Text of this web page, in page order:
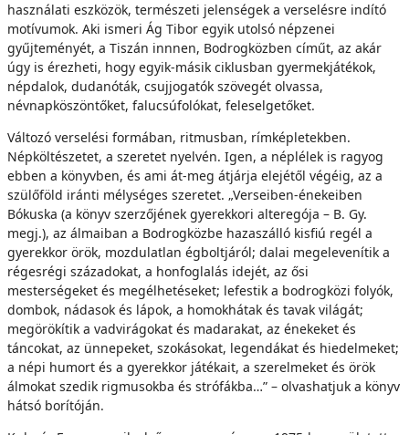
használati eszközök, természeti jelenségek a verselésre indító
motívumok. Aki ismeri Ág Tibor egyik utolsó népzenei
gyűjteményét, a Tiszán innnen, Bodrogközben címűt, az akár
úgy is érezheti, hogy egyik-másik ciklusban gyermekjátékok,
népdalok, dudanóták, csujjogatók szövegét olvassa,
névnapköszöntőket, falucsúfolókat, feleselgetőket.
Változó verselési formában, ritmusban, rímképletekben.
Népköltészetet, a szeretet nyelvén. Igen, a néplélek is ragyog
ebben a könyvben, és ami át-meg átjárja elejétől végéig, az a
szülőföld iránti mélységes szeretet. „Verseiben-énekeiben
Bókuska (a könyv szerzőjének gyerekkori alteregója – B. Gy.
megj.), az álmaiban a Bodrogközbe hazaszálló kisfiú regél a
gyerekkor örök, mozdulatlan égboltjáról; dalai megelevenítik a
régesrégi századokat, a honfoglalás idejét, az ősi
mesterségeket és megélhetéseket; lefestik a bodrogközi folyók,
dombok, nádasok és lápok, a homokhátak és tavak világát;
megörökítik a vadvirágokat és madarakat, az énekeket és
táncokat, az ünnepeket, szokásokat, legendákat és hiedelmeket;
a népi humort és a gyerekkor játékait, a szerelmeket és örök
álmokat szedik rigmusokba és strófákba…” – olvashatjuk a könyv
hátsó borítóján.